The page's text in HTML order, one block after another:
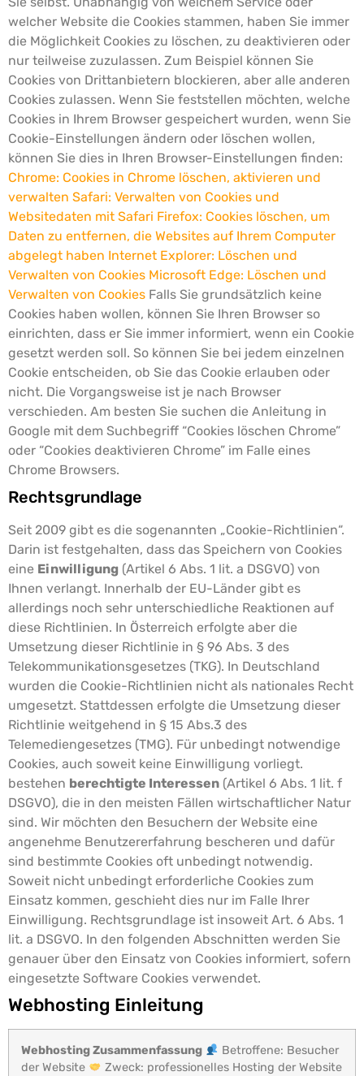
welcher Website die Cookies stammen, haben Sie immer
die Möglichkeit Cookies zu löschen, zu deaktivieren oder
nur teilweise zuzulassen. Zum Beispiel können Sie
Cookies von Drittanbietern blockieren, aber alle anderen
Cookies zulassen. Wenn Sie feststellen möchten, welche
Cookies in Ihrem Browser gespeichert wurden, wenn Sie
Cookie-Einstellungen ändern oder löschen wollen,
können Sie dies in Ihren Browser-Einstellungen finden:
Chrome: Cookies in Chrome löschen, aktivieren und
verwalten Safari: Verwalten von Cookies und
Websitedaten mit Safari Firefox: Cookies löschen, um
Daten zu entfernen, die Websites auf Ihrem Computer
abgelegt haben Internet Explorer: Löschen und
Verwalten von Cookies Microsoft Edge: Löschen und
Verwalten von Cookies Falls Sie grundsätzlich keine
Cookies haben wollen, können Sie Ihren Browser so
einrichten, dass er Sie immer informiert, wenn ein Cookie
gesetzt werden soll. So können Sie bei jedem einzelnen
Cookie entscheiden, ob Sie das Cookie erlauben oder
nicht. Die Vorgangsweise ist je nach Browser
verschieden. Am besten Sie suchen die Anleitung in
Google mit dem Suchbegriff “Cookies löschen Chrome”
oder “Cookies deaktivieren Chrome” im Falle eines
Chrome Browsers.
Rechtsgrundlage
Seit 2009 gibt es die sogenannten „Cookie-Richtlinien“.
Darin ist festgehalten, dass das Speichern von Cookies
eine Einwilligung (Artikel 6 Abs. 1 lit. a DSGVO) von
Ihnen verlangt. Innerhalb der EU-Länder gibt es
allerdings noch sehr unterschiedliche Reaktionen auf
diese Richtlinien. In Österreich erfolgte aber die
Umsetzung dieser Richtlinie in § 96 Abs. 3 des
Telekommunikationsgesetzes (TKG). In Deutschland
wurden die Cookie-Richtlinien nicht als nationales Recht
umgesetzt. Stattdessen erfolgte die Umsetzung dieser
Richtlinie weitgehend in § 15 Abs.3 des
Telemediengesetzes (TMG). Für unbedingt notwendige
Cookies, auch soweit keine Einwilligung vorliegt.
bestehen berechtigte Interessen (Artikel 6 Abs. 1 lit. f
DSGVO), die in den meisten Fällen wirtschaftlicher Natur
sind. Wir möchten den Besuchern der Website eine
angenehme Benutzererfahrung bescheren und dafür
sind bestimmte Cookies oft unbedingt notwendig.
Soweit nicht unbedingt erforderliche Cookies zum
Einsatz kommen, geschieht dies nur im Falle Ihrer
Einwilligung. Rechtsgrundlage ist insoweit Art. 6 Abs. 1
lit. a DSGVO. In den folgenden Abschnitten werden Sie
genauer über den Einsatz von Cookies informiert, sofern
eingesetzte Software Cookies verwendet.
Webhosting Einleitung
Webhosting Zusammenfassung
Betroffene: Besucher
der Website
Zweck: professionelles Hosting der Website